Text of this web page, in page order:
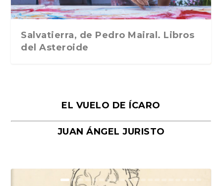
Salvatierra, de Pedro Mairal. Libros
del Asteroide
EL VUELO DE ÍCARO
JUAN ÁNGEL JURISTO